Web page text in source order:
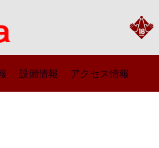
設備情報 アクセス情報